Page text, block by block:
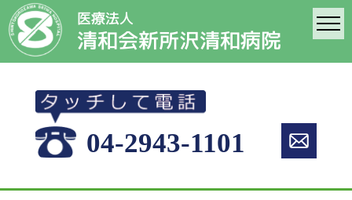
医療法人
清和会新所沢清和病院
04-2943-1101